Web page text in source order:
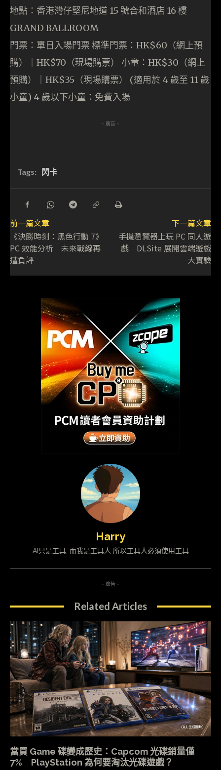
地點：香港灣仔堅尼地道 15 號合和酒店 16 樓
GRAND BALLROOM
門票：單日入場門票 標準門票：HK$60（網上預
購）｜HK$70（現場購票） 小童：HK$30（網上
預購）｜HK$35（現場購票） (適用於 4 歲至 11 歲
小童) 4 歲以下小童：免費入場
- 廣告 -
Tags: 閃卡
前一篇文章
《決勝時刻：黑色行動 7》
PC 效能分析 未來戰線再
遭負評
下一篇文章
手機瀏覽器上玩 PC 同人遊
戲 DLSite 展開雲端遊戲
大實驗
Harry
AI只是工具, 而我是工具人 所以工具人必須使用工具
- 廣告 -
Related Articles
當買 Game 碟變成歷史：Capcom 光碟銷量僅
7% PlayStation 為何要淘汰光碟遊戲？